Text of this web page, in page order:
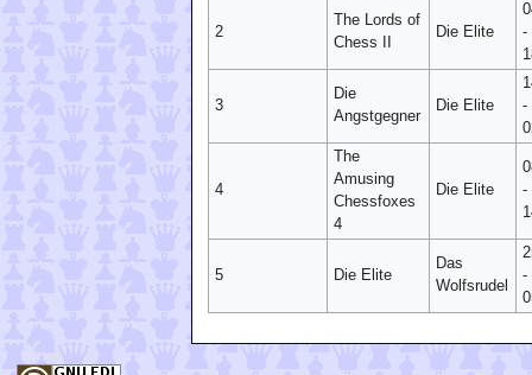
2
The Lords of
Chess II
Die Elite
-
3
Die
Angstgegner
Die Elite
-
4
The
Amusing
Chessfoxes
4
Die Elite
-
5 Die Elite
Das
Wolfsrudel
-